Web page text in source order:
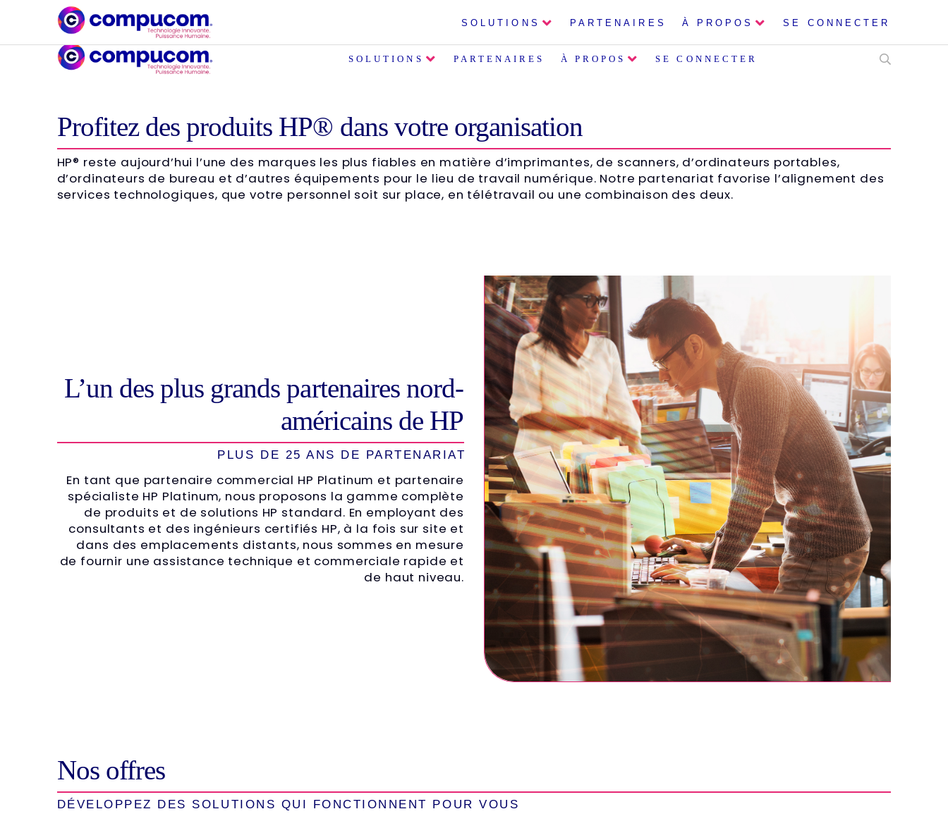
CONNEXION AU SUPPORT
SOLUTIONS PARTENAIRES À PROPOS SE CONNECTER
SOLUTIONS PARTENAIRES À PROPOS SE CONNECTER
Profitez des produits HP® dans votre organisation
HP® reste aujourd’hui l’une des marques les plus fiables en matière d’imprimantes, de scanners, d’ordinateurs portables,
d’ordinateurs de bureau et d’autres équipements pour le lieu de travail numérique. Notre partenariat favorise l’alignement des
services technologiques, que votre personnel soit sur place, en télétravail ou une combinaison des deux.
L’un des plus grands partenaires nord-
américains de HP
PLUS DE 25 ANS DE PARTENARIAT
En tant que partenaire commercial HP Platinum et partenaire
spécialiste HP Platinum, nous proposons la gamme complète
de produits et de solutions HP standard. En employant des
consultants et des ingénieurs certifiés HP, à la fois sur site et
dans des emplacements distants, nous sommes en mesure
de fournir une assistance technique et commerciale rapide et
de haut niveau.
Nos offres
DÉVELOPPEZ DES SOLUTIONS QUI FONCTIONNENT POUR VOUS